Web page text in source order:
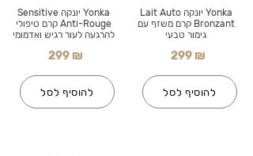
Yonka יונקה Sensitive
Anti-Rouge קרם טיפולי
להרגעה לעור רגיש ואדמומי
299 ₪
להוסיף לסל
Yonka יונקה Lait Auto
Bronzant קרם משזף עם
גימור טבעי
299 ₪
להוסיף לסל